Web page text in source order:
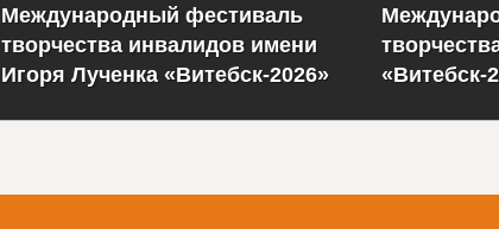
Международный фестиваль
творчества инвалидов имени
Игоря Лученка «Витебск-2026»
«Витебск-